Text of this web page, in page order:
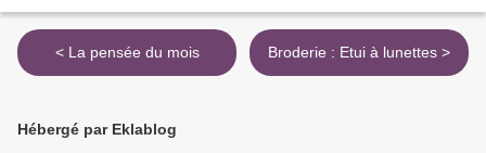
< La pensée du mois Broderie : Etui à lunettes >
Hébergé par Eklablog